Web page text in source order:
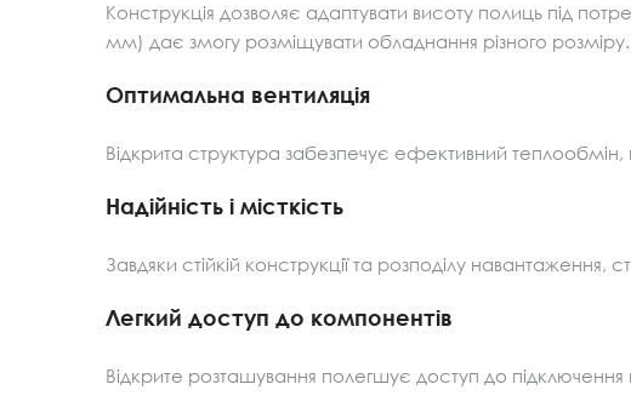
Конструкція дозволяє адаптувати висоту полиць під
мм) дає змогу розміщувати обладнання різного розміру.
Оптимальна вентиляція
Відкрита структура забезпечує ефективний
Надійність і місткість
Завдяки стійкій конструкції та розподілу навантаження,
Легкий доступ до компонентів
Відкрите розташування полегшує доступ до